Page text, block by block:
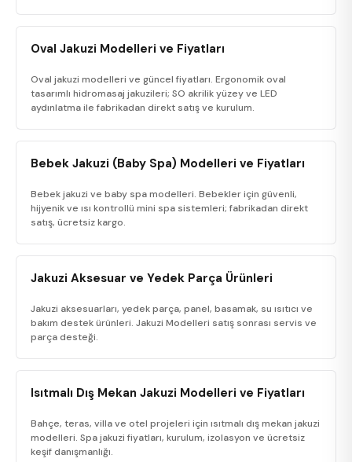
Oval Jakuzi Modelleri ve Fiyatları
Oval jakuzi modelleri ve güncel fiyatları. Ergonomik oval
tasarımlı hidromasaj jakuzileri; SO akrilik yüzey ve LED
aydınlatma ile fabrikadan direkt satış ve kurulum.
Bebek Jakuzi (Baby Spa) Modelleri ve Fiyatları
Bebek jakuzi ve baby spa modelleri. Bebekler için güvenli,
hijyenik ve ısı kontrollü mini spa sistemleri; fabrikadan direkt
satış, ücretsiz kargo.
Jakuzi Aksesuar ve Yedek Parça Ürünleri
Jakuzi aksesuarları, yedek parça, panel, basamak, su ısıtıcı ve
bakım destek ürünleri. Jakuzi Modelleri satış sonrası servis ve
parça desteği.
Isıtmalı Dış Mekan Jakuzi Modelleri ve Fiyatları
Bahçe, teras, villa ve otel projeleri için ısıtmalı dış mekan jakuzi
modelleri. Spa jakuzi fiyatları, kurulum, izolasyon ve ücretsiz
keşif danışmanlığı.